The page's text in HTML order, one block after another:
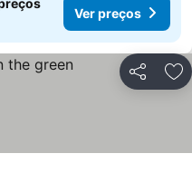
Ver preços
Partilhar
preços